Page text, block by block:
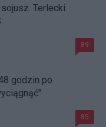
Terlecki
89
godzin po
85